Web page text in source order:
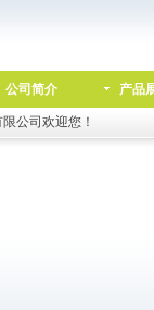
公司简介 产品
公司欢迎您！